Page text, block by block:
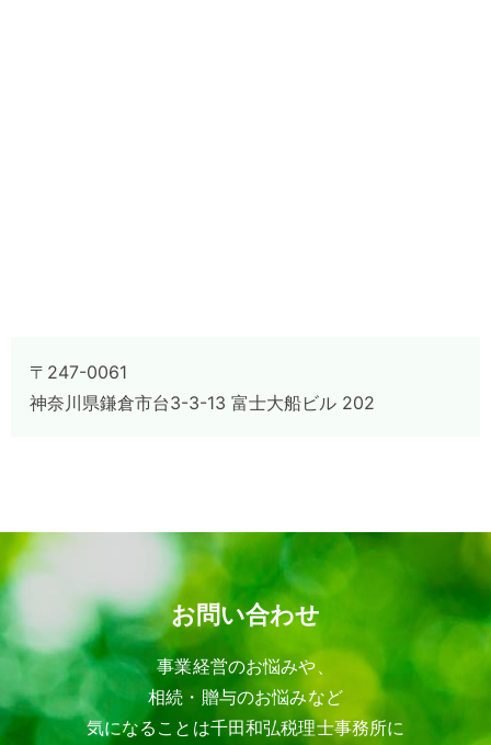
〒247-0061
神奈川県鎌倉市台3-3-13 富士大船ビル 202
お問い合わせ
事業経営のお悩みや、
相続・贈与のお悩みなど
気になることは千田和弘税理士事務所に